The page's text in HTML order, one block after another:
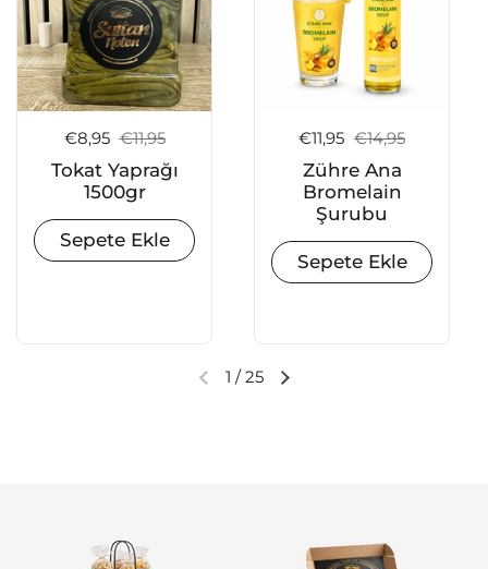
Satış fiyatı:
€8,95 Normal fiyat:
€11,95
Tokat Yaprağı
1500gr
Sepete Ekle
Satış fiyatı:
€11,95 Normal fiyat:
€14,95
Zühre Ana
Bromelain
Şurubu
Sepete Ekle
Önceki slaytSonraki slayt
1 /25